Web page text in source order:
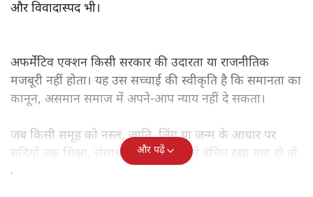
और विवादास्पद भी।
अफर्मेटिव एक्शन किसी सरकार की उदारता या राजनीतिक
मजबूरी नहीं होता। यह उस सच्चाई की स्वीकृति है कि समानता का
कानून, असमान समाज में अपने-आप न्याय नहीं दे सकता।
जब किसी समूह को नस्ल, जाति, लिंग या जन्म के आधार पर
सदियों तक शिक्षा, संसाधनों और सम्मान से वंचित रखा गया हो तो
केवल ‘सब बराबर हैं’ कह देने से स्थिति नहीं बदलती।
और पढ़ें